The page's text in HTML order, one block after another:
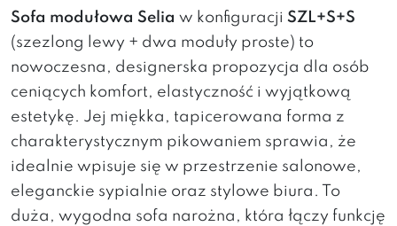
Sofa modułowa Selia w konfiguracji SZL+S+S
(szezlong lewy + dwa moduły proste) to
nowoczesna, designerska propozycja dla osób
ceniących komfort, elastyczność i wyjątkową
estetykę. Jej miękka, tapicerowana forma z
charakterystycznym pikowaniem sprawia, że
idealnie wpisuje się w przestrzenie salonowe,
eleganckie sypialnie oraz stylowe biura. To
duża, wygodna sofa narożna, która łączy funkcję